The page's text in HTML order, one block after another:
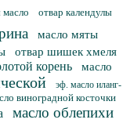
масло отвар календулы
масло мяты
отвар шишек хмеля
корень
масло
эф. масло иланг-
виноградной косточки
масло облепихи